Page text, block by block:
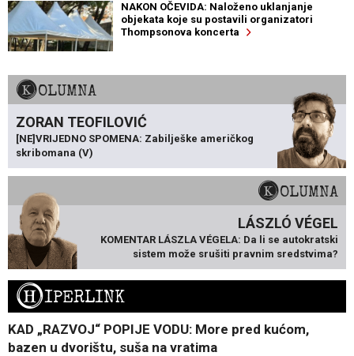
NAKON OČEVIDA: Naloženo uklanjanje
objekata koje su postavili organizatori
Thompsonova koncerta
KOLUMNA
ZORAN TEOFILOVIĆ
[NE]VRIJEDNO SPOMENA: Zabilješke američkog
skribomana (V)
KOLUMNA
LÁSZLÓ VÉGEL
KOMENTAR LÁSZLA VÉGELA: Da li se autokratski
sistem može srušiti pravnim sredstvima?
HIPERLINK
KAD „RAZVOJ“ POPIJE VODU: More pred kućom,
bazen u dvorištu, suša na vratima